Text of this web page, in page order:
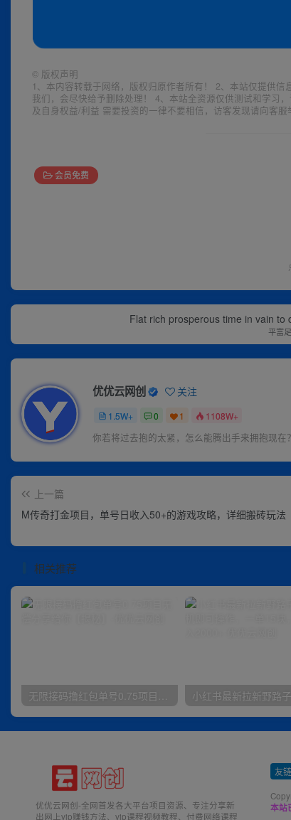
© 版权声明
1、本内容转载于网络，版权归原作者所有！ 2、本站仅提供
我们，会尽快给予删除处理！ 4、本站全资源仅供测试和学习
及自身权益/利益 需要投资的一律不要相信，访客发现请向客
会员免费
Flat rich prosperous time in vain
平富
优优云网创 关注
1.5W+ 0 1 1108W+
你若将过去抱的太紧，怎么能腾出手来拥抱现在？
上一篇
M传奇打金项目，单号日收入50+的游戏攻略，详细搬砖玩法
相关推荐
无限接码撸红包单号0.75项目无偿分享给你【揭秘】
优优云网创-全网首发各大平台项目资源、专注分享新
出网上vip赚钱方法、vip课程视频教程、付费网络课程
友
本站